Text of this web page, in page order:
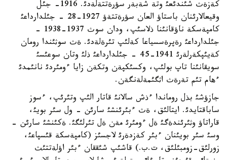
كةزةث شئندئعئ وتة شةبةر سؤرةتتةلةدئ. 1916- جئل
وقيعالارئنان باستاؤ العان سؤرةتتةؤ 1927-28 - جئلدارداعئ
كامپةسكة ناؤقانئنا ذلاسئپ، ودان سوث 1937-1938 -
جئلدارداعئ رةپرةسسياعا كةلئپ تئرةلةدئ. ةث سوثئندا رومان
كةيئپكةرلةرئ 1941-45 - جئلدارداعئ ذلئ وتان سوعئسئ
سويقانئنا تاپ بولئپ، وكسئكپةن وتكةن زايا ءومئردئ نانئمدئ
ءهام تئم تةرةث اثگئمةلةنگةن.
جازؤشئ بذل روماندا ءذش سالانئ قاتار الئپ وتئرئپ، ءسوز
ساباقتايدئ. ايتالئق، ةث ءبئرئنشئ سارئن - ول سئر بويئ،
قاراتاؤ وثئرئندةگئ ةل ءومئرئ مةن ةل تئرلئگئ. ةكئنشئ سارئن -
وسئ سئر بويئنان ءبئر كةزدةرئ لاجسئز (كامپةسكة قئسپاعئ،
زورلئق-زومبئلئق، ت.ب.) قاشئپ شئققان ءبئر اؤلةتتئث